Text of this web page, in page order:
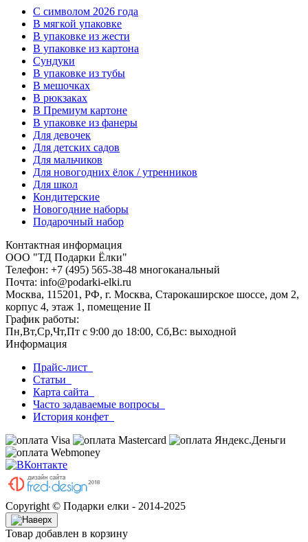
C символом 2026 года
В мягкой упаковке
В упаковке из жести
В упаковке из картона
Сундуки
В упаковке из тубы
В мешочках
В рюкзаках
В Премиум картоне
В упаковке из фанеры
Для девочек
Для детских садов
Для мальчиков
Для новогодних ёлок / утренников
Для школ
Кондитерские
Новогодние наборы
Подарочный набор
Контактная информация
ООО "ТД Подарки Ёлки"
Телефон: +7 (495) 565-38-48 многоканальный
Почта: info@podarki-elki.ru
Москва, 115201, РФ, г. Москва, Старокаширское шоссе, дом 2,
корпус 4, этаж 1, помещение II
График работы:
Пн,Вт,Ср,Чт,Пт с 9:00 до 18:00, Сб,Вс: выходной
Информация
Прайс-лист
Статьи
Карта сайта
Часто задаваемые вопросы
История конфет
Copyright © Подарки елки - 2014-2025
Товар добавлен в корзину